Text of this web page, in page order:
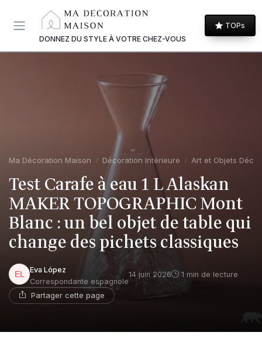
DONNEZ DU STYLE À VOTRE CHEZ-VOUS
TOPs
Ma Décoration Maison Décoration Intérieure Art et Objets
Test Carafe à eau 1 L Alaskan
MAKER TOPOGRAPHIC Mont
Blanc : un bel objet de table qui
change des pichets classiques
Eva López
Correspondante espagnole
14 juin 2026 1 min de lecture
Partager cette page
Panneau de gestion des cookies